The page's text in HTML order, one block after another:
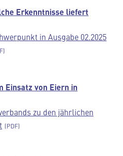
Erkenntnisse liefert
in Ausgabe 02.2025
Einsatz von Eiern in
zu den jährlichen